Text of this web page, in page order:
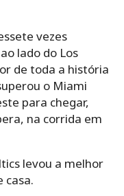
vezes
lado do Los
de toda a história
o Miami
para chegar,
na corrida em
levou a melhor
casa.